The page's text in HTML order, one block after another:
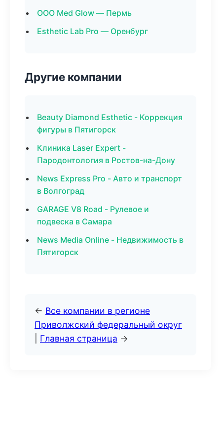
ООО Med Glow — Пермь
Esthetic Lab Pro — Оренбург
Другие компании
Beauty Diamond Esthetic - Коррекция
фигуры в Пятигорск
Клиника Laser Expert -
Пародонтология в Ростов-на-Дону
News Express Pro - Авто и транспорт
в Волгоград
GARAGE V8 Road - Рулевое и
подвеска в Самара
News Media Online - Недвижимость в
Пятигорск
← Все компании в регионе
Приволжский федеральный округ
Главная страница →